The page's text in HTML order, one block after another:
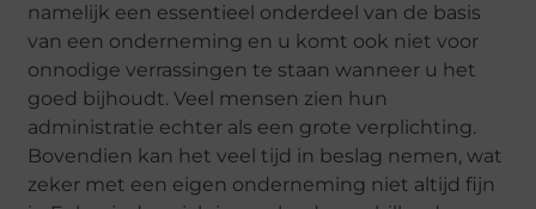
namelijk een essentieel onderdeel van de basis
van een onderneming en u komt ook niet voor
onnodige verrassingen te staan wanneer u het
goed bijhoudt. Veel mensen zien hun
administratie echter als een grote verplichting.
Bovendien kan het veel tijd in beslag nemen, wat
zeker met een eigen onderneming niet altijd fijn